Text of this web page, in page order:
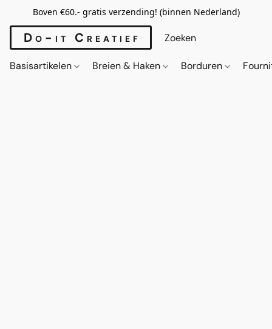
Boven €60.- gratis verzending! (binnen Nederland)
Do-it Creatief
Basisartikelen Breien & Haken Borduren